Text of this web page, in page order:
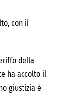
con il
della
ha accolto il
giustizia è